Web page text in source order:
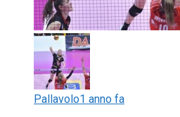
Pallavolo1 anno fa